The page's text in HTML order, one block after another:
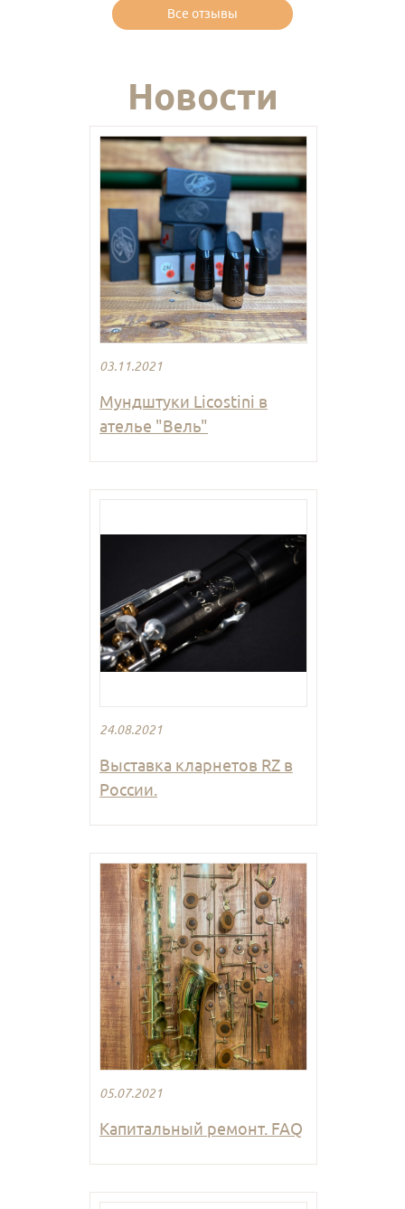
Все отзывы
Новости
03.11.2021
Мундштуки Licostini в
ателье "Вель"
24.08.2021
Выставка кларнетов RZ в
России.
05.07.2021
Капитальный ремонт. FAQ